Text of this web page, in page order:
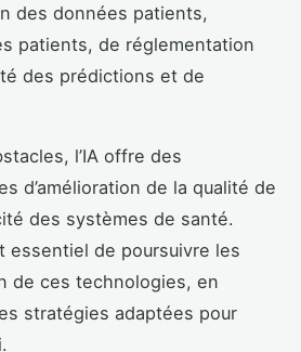
des données patients,
patients, de réglementation
des prédictions et de
l’IA offre des
d’amélioration de la qualité de
des systèmes de santé.
essentiel de poursuivre les
de ces technologies, en
stratégies adaptées pour